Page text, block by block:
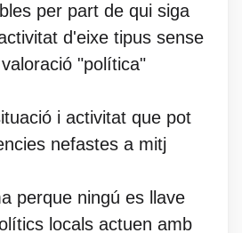
per part de qui siga
d'eixe tipus sense
"política"
i activitat que pot
nefastes a mitj
perque ningú es llave
locals actuen amb